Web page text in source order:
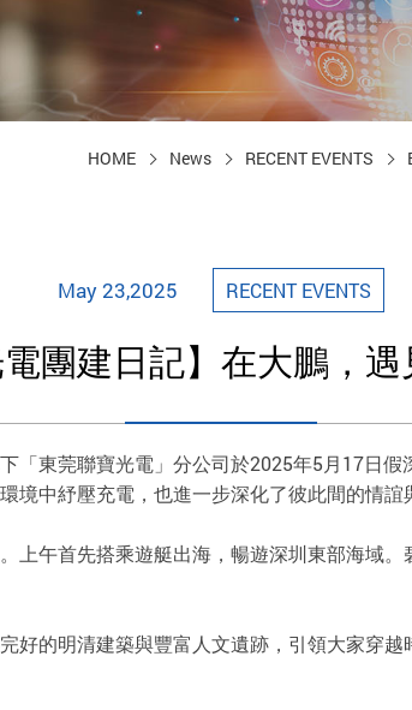
Module
Wall Switch
利害
通管
外部
的執
股務
HOME News RECENT EVENTS
May 23,2025 RECENT EVENTS
電團建日記】在大鵬，遇
「東莞聯寶光電」分公司於2025年5月17日
中紓壓充電，也進一步深化了彼此間的情誼
上午首先搭乘遊艇出海，暢遊深圳東部海域
好的明清建築與豐富人文遺跡，引領大家穿